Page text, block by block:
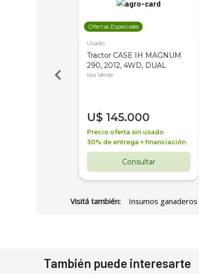
Ofertas Especiales
Usado
Tractor CASE IH MAGNUM
290, 2012, 4WD, DUAL
Isla Verde
U$ 145.000
Precio oferta sin usado
30% de entrega + financiación
Consultar
Visitá también: Insumos ganaderos
También puede interesarte